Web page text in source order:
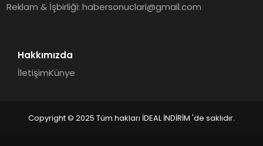
Reklam & İşbirliği:habersonuclari@gmail.com
Hakkımızda
İletişimKünye
Copyright © 2025 Tüm hakları İDEAL İNDİRİM 'de saklıdır.